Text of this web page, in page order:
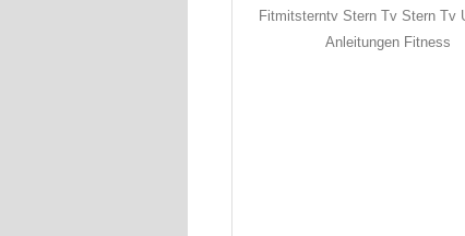
Fitmitsterntv Stern Tv Stern Tv
Anleitungen Fitness